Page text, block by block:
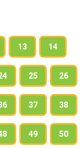
13 14
25 26
37 38
49 50